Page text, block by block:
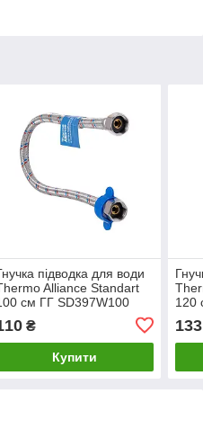
підводка для води
Alliance Standart
см ГГ SD397W100
₴
Купити
120
133